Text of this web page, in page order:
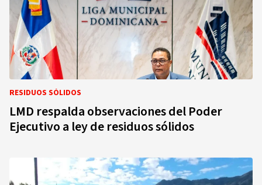
RESIDUOS SÓLIDOS
LMD respalda observaciones del Poder
Ejecutivo a ley de residuos sólidos